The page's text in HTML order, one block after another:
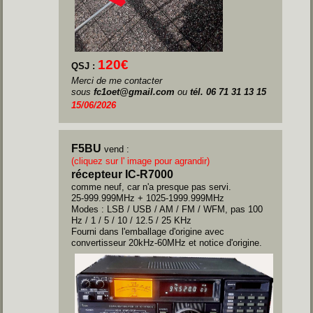
QSJ : 120€
Merci de me contacter
sousfc1oet@gmail.com outél. 06 71 31 13 15
15/06/2026
F5BUvend :
(cliquez sur l' image pour agrandir)
récepteur IC-R7000
comme neuf, car n'a presque pas servi.
25-999.999MHz + 1025-1999.999MHz
Modes : LSB / USB / AM / FM / WFM, pas 100
Hz / 1 / 5 / 10 / 12.5 / 25 KHz
Fourni dans l'emballage d'origine avec
convertisseur 20kHz-60MHz et notice d'origine.